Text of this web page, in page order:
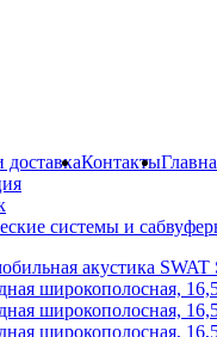
доставкаКонтакты
системы и